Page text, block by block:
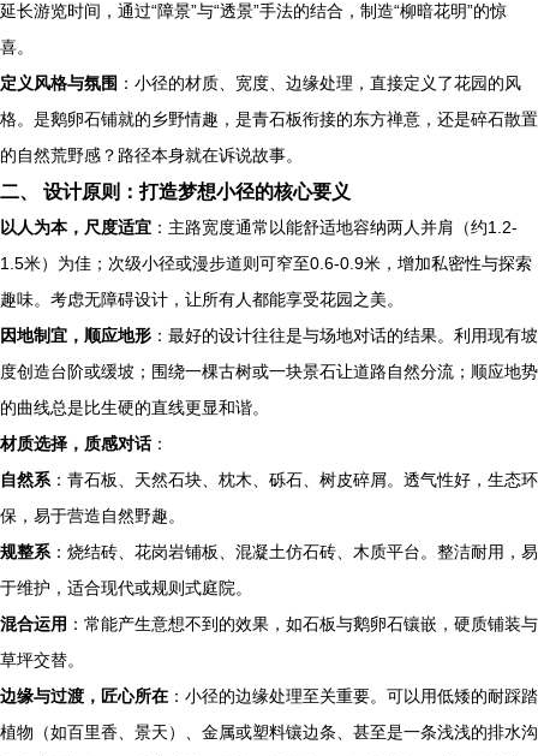
延长游览时间，通过“障景”与“透景”手法的结合，制造“柳暗花明”的惊
喜。
定义风格与氛围 ：小径的材质、宽度、边缘处理，直接定义了花园的风
格。是鹅卵石铺就的乡野情趣，是青石板衔接的东方禅意，还是碎石散置
的自然荒野感？路径本身就在诉说故事。
二、 设计原则：打造梦想小径的核心要义
以人为本，尺度适宜 ：主路宽度通常以能舒适地容纳两人并肩（约1.2-
1.5米）为佳；次级小径或漫步道则可窄至0.6-0.9米，增加私密性与探索
趣味。考虑无障碍设计，让所有人都能享受花园之美。
因地制宜，顺应地形 ：最好的设计往往是与场地对话的结果。利用现有坡
度创造台阶或缓坡；围绕一棵古树或一块景石让道路自然分流；顺应地势
的曲线总是比生硬的直线更显和谐。
材质选择，质感对话：
自然系 ：青石板、天然石块、枕木、砾石、树皮碎屑。透气性好，生态环
保，易于营造自然野趣。
规整系 ：烧结砖、花岗岩铺板、混凝土仿石砖、木质平台。整洁耐用，易
于维护，适合现代或规则式庭院。
混合运用 ：常能产生意想不到的效果，如石板与鹅卵石镶嵌，硬质铺装与
草坪交替。
边缘与过渡，匠心所在 ：小径的边缘处理至关重要。可以用低矮的耐踩踏
植物（如百里香、景天）、金属或塑料镶边条、甚至是一条浅浅的排水沟